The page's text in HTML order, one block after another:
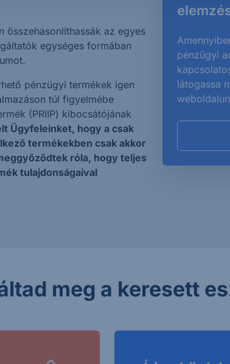
összehasonlíthassák az egyes
egységes formában
pénzügyi termékek igen
túl figyelmébe
(PRIIP) kibocsátójának
Ügyfeleinket, hogy a csak
termékekben csak akkor
róla, hogy teljes
tulajdonságaival
pénzügyi
látogassa
meg a keresett